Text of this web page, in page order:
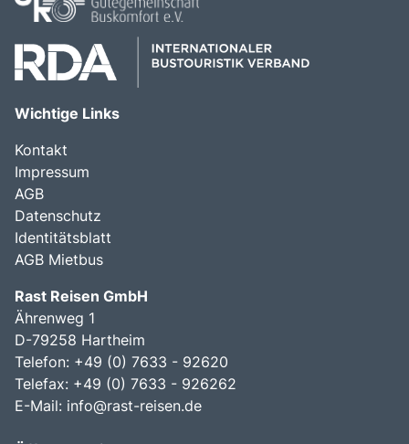
Wichtige Links
Kontakt
Impressum
AGB
Datenschutz
Identitätsblatt
AGB Mietbus
Rast Reisen GmbH
Ährenweg 1
D-79258 Hartheim
Telefon: +49 (0) 7633 - 92620
Telefax: +49 (0) 7633 - 926262
E-Mail: info@rast-reisen.de